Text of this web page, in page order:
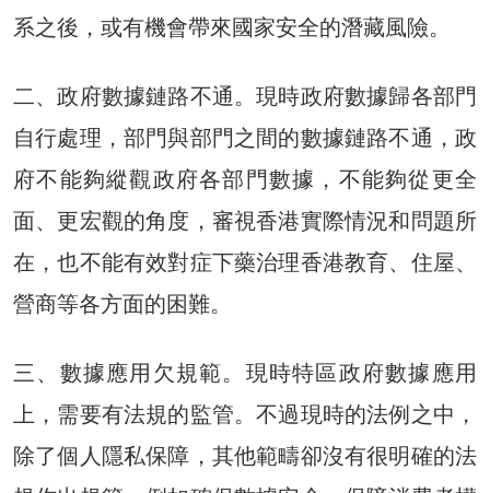
系之後，或有機會帶來國家安全的潛藏風險。
二、政府數據鏈路不通。現時政府數據歸各部門
自行處理，部門與部門之間的數據鏈路不通，政
府不能夠縱觀政府各部門數據，不能夠從更全
面、更宏觀的角度，審視香港實際情況和問題所
在，也不能有效對症下藥治理香港教育、住屋、
營商等各方面的困難。
三、數據應用欠規範。現時特區政府數據應用
上，需要有法規的監管。不過現時的法例之中，
除了個人隱私保障，其他範疇卻沒有很明確的法